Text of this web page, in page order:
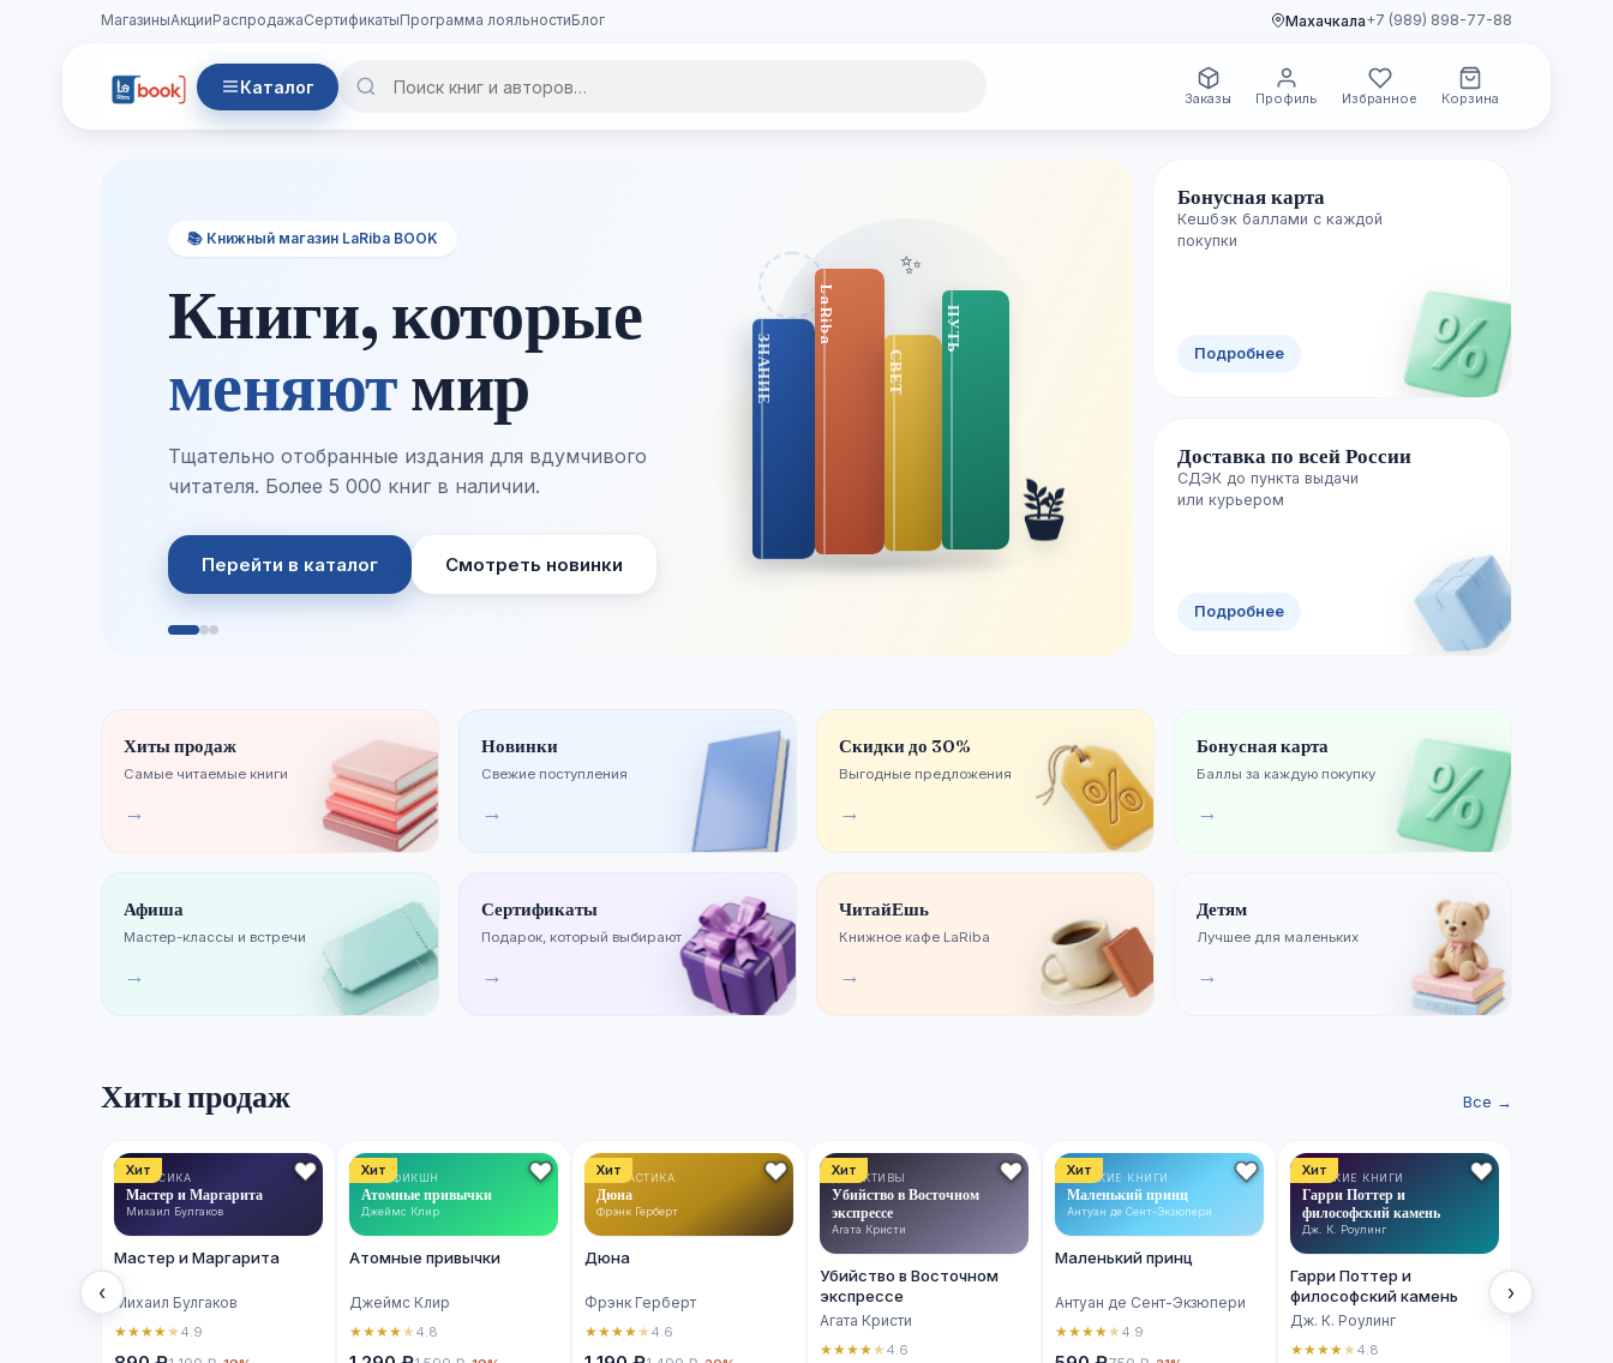
МагазиныАкцииРаспродажаСертификатыПрограмма лояльностиБлог Махачкала+7 (989) 898-77-88
Каталог
Заказы Профиль Избранное Корзина
📚 Книжный магазин LaRiba BOOK
Книги, которые
меняютмир
Тщательно отобранные издания для вдумчивого
читателя. Более 5 000 книг в наличии.
Перейти в каталог Смотреть новинки
🪴
✨
🌿 Свежие поступления
Новинки уже
полках
Каждую неделю пополняем каталог
изданиями — успейте первыми.
Хиты продаж
Бонусная карта
Кешбэк баллами с каждой
покупки
Подробнее
Доставка по всей России
СДЭК до пункта выдачи
или курьером
Подробнее
Хиты продаж
Самые читаемые книги
→
Новинки
Свежие поступления
→
Скидки до 30%
Выгодные предложения
→
Бонусная карта
Баллы за каждую покупку
→
Афиша
Мастер-классы и встречи
→
Сертификаты
Подарок, который выбирают
→
ЧитайЕшь
Книжное кафе LaRiba
→
Детям
Лучшее для маленьких
→
Хиты продаж Все →
‹
Хит
КЛАССИКА
Мастер и Маргарита
Михаил Булгаков
Мастер и Маргарита
Михаил Булгаков
★★★★★4.9
Хит
НОН-ФИКШН
Атомные привычки
Джеймс Клир
Атомные привычки
Джеймс Клир
★★★★★4.8
Хит
ФАНТАСТИКА
Дюна
Фрэнк Герберт
Дюна
Фрэнк Герберт
★★★★★4.6
Хит
ДЕТЕКТИВЫ
Убийство в Восточном
экспрессе
Агата Кристи
Убийство в Восточном
экспрессе
Агата Кристи
★★★★★4.6
Хит
ДЕТСКИЕ КНИГИ
Маленький принц
Антуан де Сент-Экзюпери
Маленький принц
Антуан де Сент-Экзюпери
★★★★★4.9
Хит
ДЕТСКИЕ КНИГИ
Гарри Поттер и
философский камень
Дж. К. Роулинг
Гарри Поттер и
философский камень
Дж. К. Роулинг
★★★★★4.8
›